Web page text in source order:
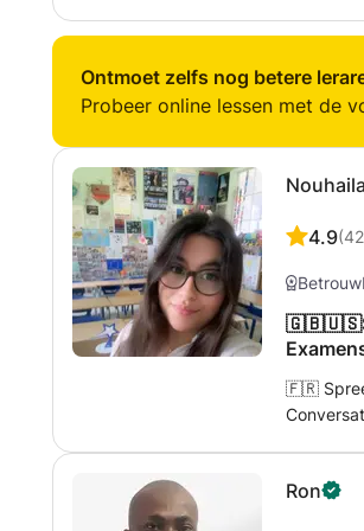
te leren
Engels
Ontmoet zelfs nog betere
Probeer online lessen met de
Nouhaila
4.9(42
🇫🇷
Ron